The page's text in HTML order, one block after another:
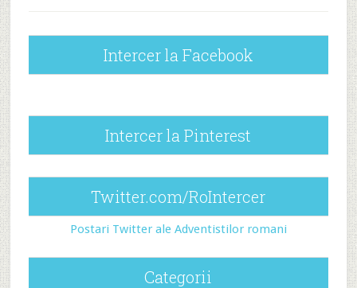
Intercer la Facebook
Intercer la Pinterest
Twitter.com/RoIntercer
Postari Twitter ale Adventistilor romani
Categorii